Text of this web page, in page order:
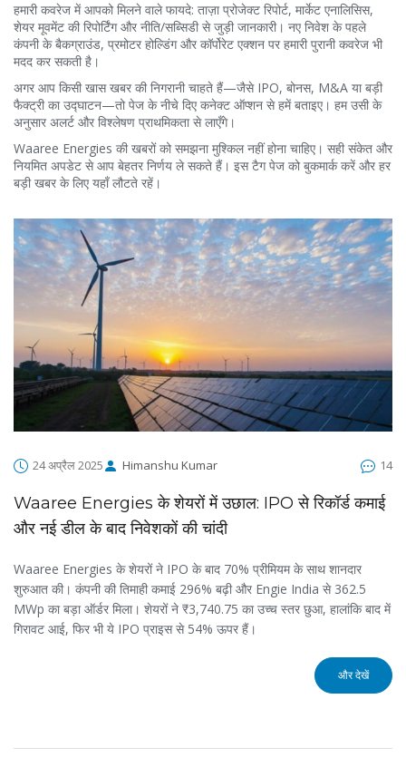
हमारी कवरेज में आपको मिलने वाले फायदे: ताज़ा प्रोजेक्ट रिपोर्ट, मार्केट एनालिसिस,
शेयर मूवमेंट की रिपोर्टिंग और नीति/सब्सिडी से जुड़ी जानकारी। नए निवेश के पहले
कंपनी के बैकग्राउंड, प्रमोटर होल्डिंग और कॉर्पोरेट एक्शन पर हमारी पुरानी कवरेज भी
मदद कर सकती है।
अगर आप किसी खास खबर की निगरानी चाहते हैं—जैसे IPO, बोनस, M&A या बड़ी
फैक्ट्री का उद्घाटन—तो पेज के नीचे दिए कनेक्ट ऑप्शन से हमें बताइए। हम उसी के
अनुसार अलर्ट और विश्लेषण प्राथमिकता से लाएँगे।
Waaree Energies की खबरों को समझना मुश्किल नहीं होना चाहिए। सही संकेत और
नियमित अपडेट से आप बेहतर निर्णय ले सकते हैं। इस टैग पेज को बुकमार्क करें और हर
बड़ी खबर के लिए यहाँ लौटते रहें।
24 अप्रैल 2025 Himanshu Kumar 14
Waaree Energies के शेयरों में उछाल: IPO से रिकॉर्ड कमाई
और नई डील के बाद निवेशकों की चांदी
Waaree Energies के शेयरों ने IPO के बाद 70% प्रीमियम के साथ शानदार
शुरुआत की। कंपनी की तिमाही कमाई 296% बढ़ी और Engie India से 362.5
MWp का बड़ा ऑर्डर मिला। शेयरों ने ₹3,740.75 का उच्च स्तर छुआ, हालांकि बाद में
गिरावट आई, फिर भी ये IPO प्राइस से 54% ऊपर हैं।
और देखें